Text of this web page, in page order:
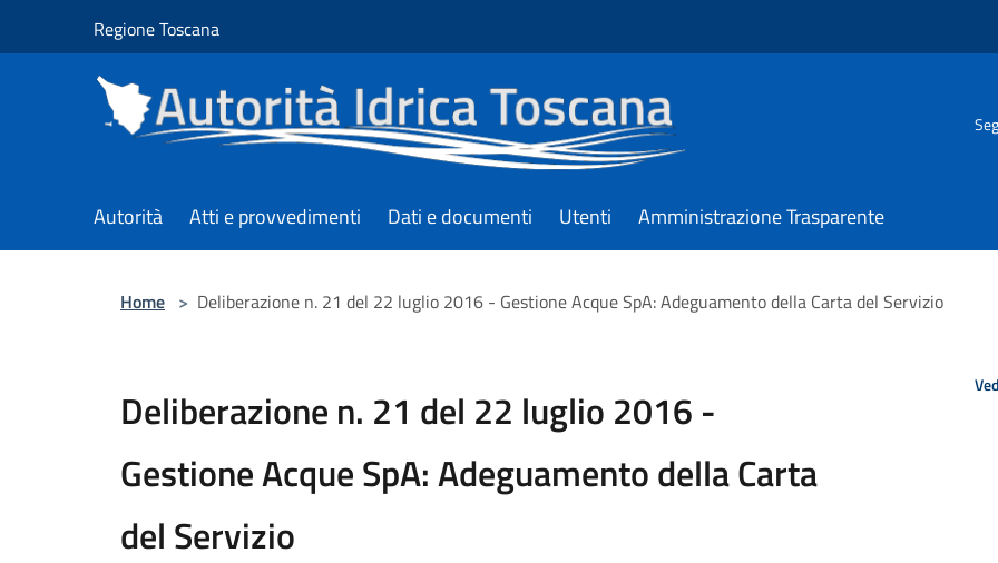
Regione Toscana
Autorità Atti e provvedimenti Dati e documenti Utenti Amministrazione Trasparente
Home > Deliberazione n. 21 del 22 luglio 2016 - Gestione Acque SpA: Adeguamento della Carta del Servizio
Deliberazione n. 21 del 22 luglio 2016 -
Gestione Acque SpA: Adeguamento della Carta
del Servizio